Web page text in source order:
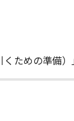
ための準備）